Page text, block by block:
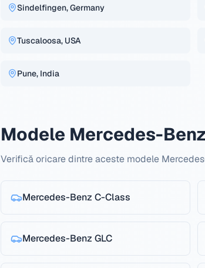
Sindelfingen, Germany
Tuscaloosa, USA
Pune, India
Modele Mercedes-
Verifică oricare dintre aceste modele
Mercedes-Benz C-Class
Mercedes-Benz GLC